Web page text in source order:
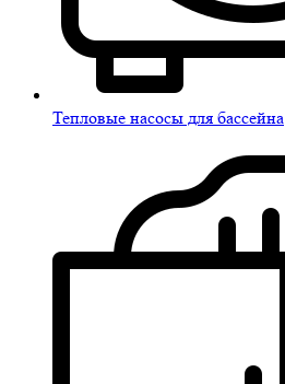
Тепловые насосы для бассейна